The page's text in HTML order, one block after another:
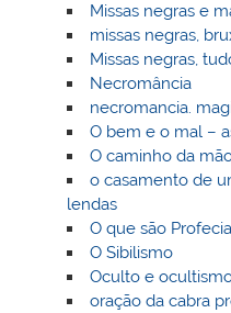
Missas negras e
missas negras,
Missas negras,
Necromância
necromancia.
O bem e o mal –
O caminho da
o casamento de
lendas
O que são
O Sibilismo
Oculto e
oração da cabra